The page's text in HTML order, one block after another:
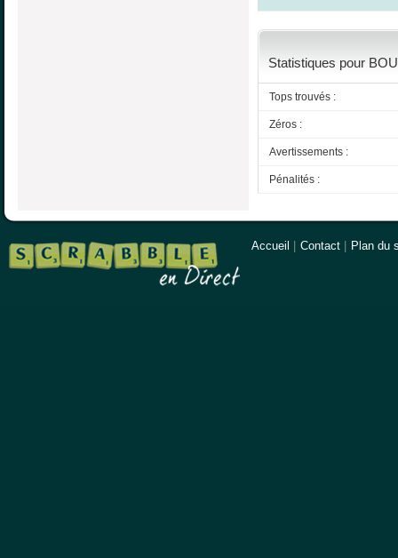
Statistiques pour
Tops trouvés :
Zéros :
Avertissements :
Pénalités :
Accueil Contact Plan du